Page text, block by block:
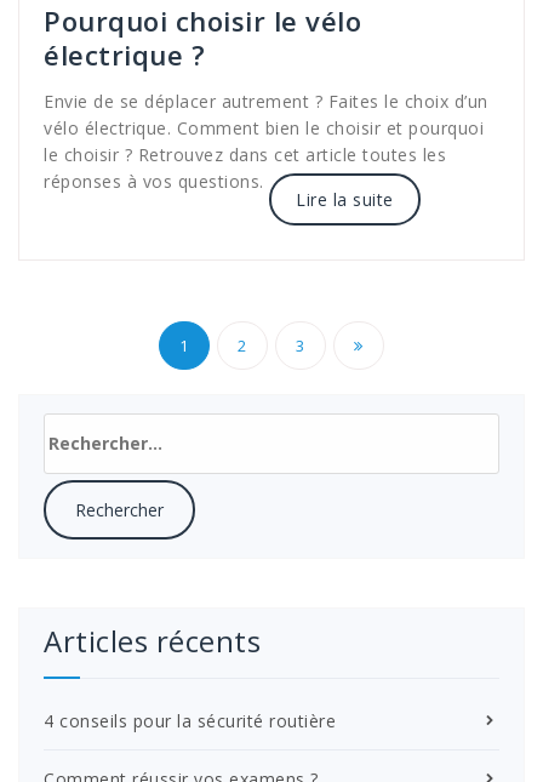
Pourquoi choisir le vélo
électrique ?
Envie de se déplacer autrement ? Faites le choix d’un
vélo électrique. Comment bien le choisir et pourquoi
le choisir ? Retrouvez dans cet article toutes les
réponses à vos questions.
Lire la suite
Navigation
1 2 3
Articles récents
4 conseils pour la sécurité routière